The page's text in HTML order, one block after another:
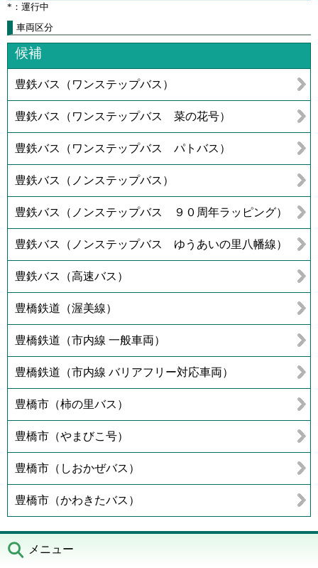
*：運行中
車両区分
候補
豊鉄バス（ワンステップバス）
豊鉄バス（ワンステップバス 菜の花号）
豊鉄バス（ワンステップバス パトバス）
豊鉄バス（ノンステップバス）
豊鉄バス（ノンステップバス ９０周年ラッピング）
豊鉄バス（ノンステップバス ゆうあいの里八幡線）
豊鉄バス（高速バス）
豊橋鉄道（渥美線）
豊橋鉄道（市内線 一般車両）
豊橋鉄道（市内線 バリアフリー対応車両）
豊橋市（柿の里バス）
豊橋市（やまびこ号）
豊橋市（しおかぜバス）
豊橋市（かわきたバス）
メニュー